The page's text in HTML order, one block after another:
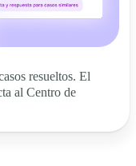
resueltos. El
al Centro de